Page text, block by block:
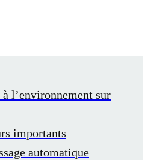
l’environnement sur
importants
automatique